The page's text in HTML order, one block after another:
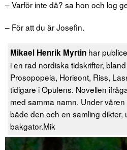
– Varför inte då? sa hon och log
– För att du är Josefin.
Mikael Henrik Myrtin har
i en rad nordiska tidskrifter,
Prosopopeia, Horisont, Riss,
tidigare i Opulens. Novellen
med samma namn. Under
både den och en samling dikter,
bakgator.Mik